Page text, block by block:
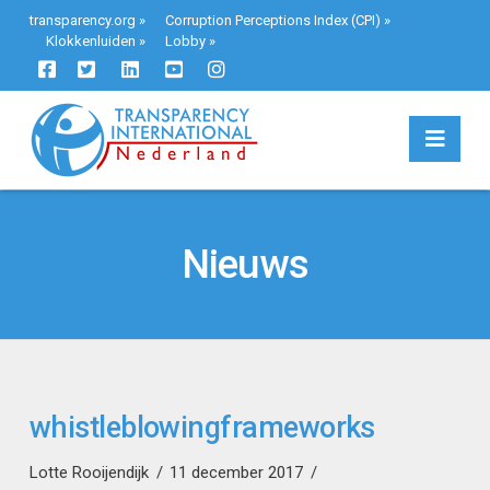
transparency.org » Corruption Perceptions Index (CPI) »
Klokkenluiden » Lobby»
Nieuws
whistleblowingframeworks
Lotte Rooijendijk 11 december 2017